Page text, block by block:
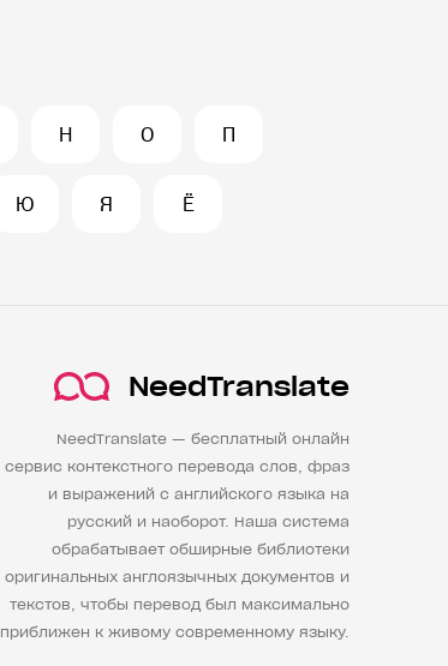
Н О П
Ю Я Ё
NeedTranslate
NeedTranslate — бесплатный онлайн
сервис контекстного перевода слов, фраз
и выражений с английского языка на
русский и наоборот. Наша система
обрабатывает обширные библиотеки
оригинальных англоязычных документов и
текстов, чтобы перевод был максимально
приближен к живому современному языку.